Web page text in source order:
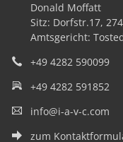
Donald Moffatt
Sitz: Dorfstr.17,
Amtsgericht:
+49 4282 590099
+49 4282 591852
info@i-a-v-c.com
zum